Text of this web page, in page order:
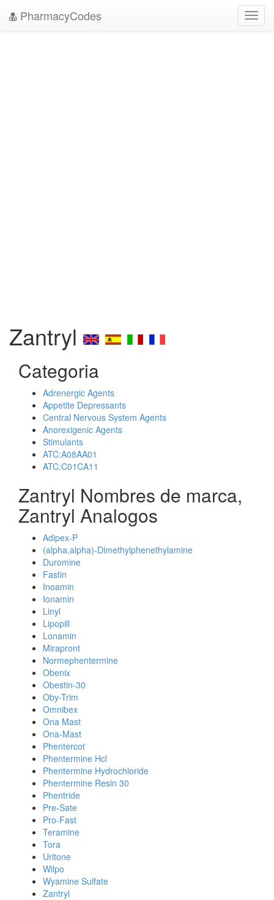
PharmacyCodes
Zantryl
Categoria
Adrenergic Agents
Appetite Depressants
Central Nervous System Agents
Anorexigenic Agents
Stimulants
ATC:A08AA01
ATC:C01CA11
Zantryl Nombres de marca,
Zantryl Analogos
Adipex-P
(alpha,alpha)-Dimethylphenethylamine
Duromine
Fastin
Inoamin
Ionamin
Linyl
Lipopill
Lonamin
Mirapront
Normephentermine
Obenix
Obestin-30
Oby-Trim
Omnibex
Ona Mast
Ona-Mast
Phentercot
Phentermine Hcl
Phentermine Hydrochloride
Phentermine Resin 30
Phentride
Pre-Sate
Pro-Fast
Teramine
Tora
Uritone
Wilpo
Wyamine Sulfate
Zantryl